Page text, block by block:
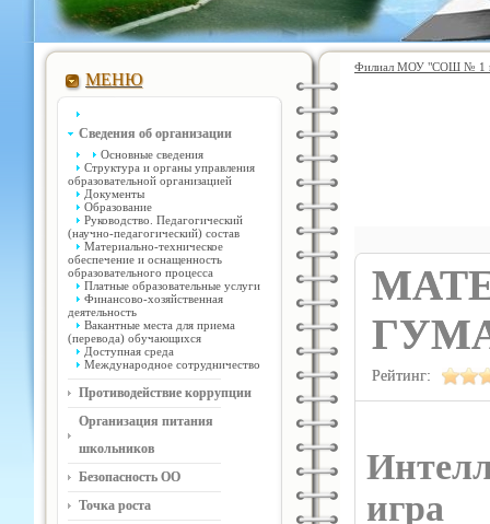
МЕНЮ
Сведения об организации
Основные сведения
Структура и органы управления
образовательной организацией
Документы
Образование
Руководство. Педагогический
(научно-педагогический) состав
Материально-техническое
обеспечение и оснащенность
образовательного процесса
Платные образовательные услуги
Финансово-хозяйственная
деятельность
Вакантные места для приема
(перевода) обучающихся
Доступная среда
Международное сотрудничество
Противодействие коррупции
Организация питания
школьников
Безопасность ОО
Точка роста
Филиал МОУ "СОШ № 1
Рейтинг:
игра